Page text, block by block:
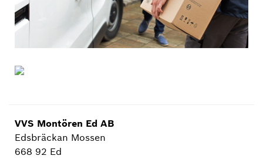
VVS Montören Ed AB
Edsbräckan Mossen
668 92 Ed